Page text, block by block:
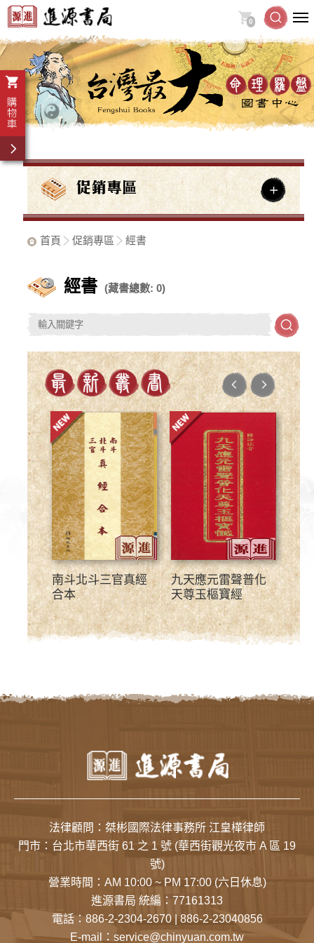
0
首頁 促銷專區 經書
經書 (藏書總數: 0)
南斗北斗三官真經
合本
九天應元雷聲普化
天尊玉樞寶經
福
版)
法律顧問：桀彬國際法律事務所 江皇樺律師
門市： 台北市華西街 61 之 1 號 (華西街觀光夜市 A 區 19
號)
營業時間：AM 10:00 ~ PM 17:00 (六日休息)
進源書局 統編：77161313
電話： 886-2-2304-2670|886-2-23040856
E-mail： service@chinyuan.com.tw